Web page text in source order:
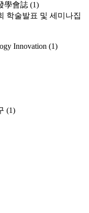
學會誌 (1)
학술발표 및 세미나집
Innovation (1)
(1)